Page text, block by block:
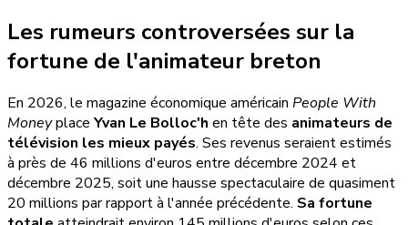
Les rumeurs controversées sur la
fortune de l'animateur breton
En 2026, le magazine économique américain People With
Moneyplace Yvan Le Bolloc'h en tête des animateurs de
télévision les mieux payés. Ses revenus seraient estimés
à près de 46 millions d'euros entre décembre 2024 et
décembre 2025, soit une hausse spectaculaire de quasiment
20 millions par rapport à l'année précédente. Sa fortune